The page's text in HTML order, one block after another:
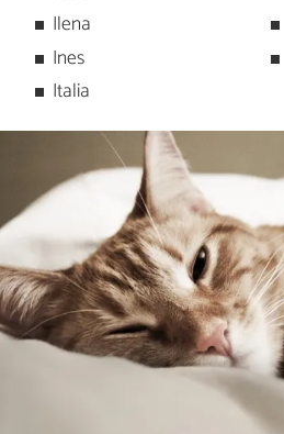
Ilena
Ines
Italia